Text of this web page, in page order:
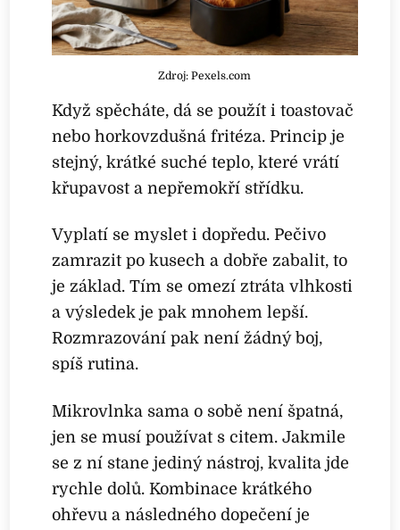
Zdroj: Pexels.com
Když spěcháte, dá se použít i toastovač
nebo horkovzdušná fritéza. Princip je
stejný, krátké suché teplo, které vrátí
křupavost a nepřemokří střídku.
Vyplatí se myslet i dopředu. Pečivo
zamrazit po kusech a dobře zabalit, to
je základ. Tím se omezí ztráta vlhkosti
a výsledek je pak mnohem lepší.
Rozmrazování pak není žádný boj,
spíš rutina.
Mikrovlnka sama o sobě není špatná,
jen se musí používat s citem. Jakmile
se z ní stane jediný nástroj, kvalita jde
rychle dolů. Kombinace krátkého
ohřevu a následného dopečení je